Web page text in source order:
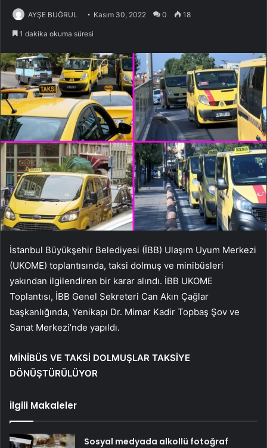
AYŞE BUĞRUL Kasım 30, 2022 0 18
1 dakika okuma süresi
İstanbul Büyükşehir Belediyesi (İBB) Ulaşım Uyum Merkezi
(UKOME) toplantısında, taksi dolmuş ve minibüsleri
yakından ilgilendiren bir karar alındı. İBB UKOME
Toplantısı, İBB Genel Sekreteri Can Akın Çağlar
başkanlığında, Yenikapı Dr. Mimar Kadir Topbaş Şov ve
Sanat Merkezi’nde yapıldı.
MİNİBÜS VE TAKSİ DOLMUŞLAR TAKSİYE
DÖNÜŞTÜRÜLÜYOR
İlgili Makaleler
Sosyal medyada alkollü fotoğraf